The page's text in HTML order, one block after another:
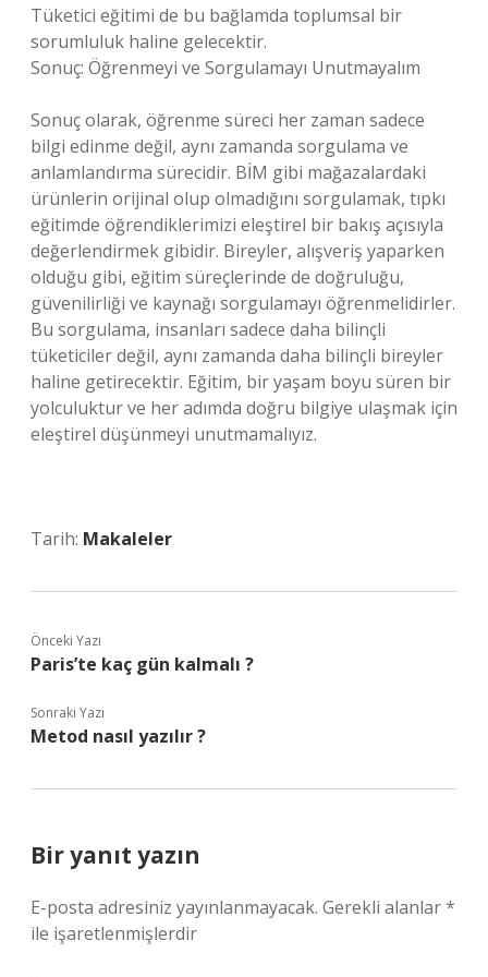
Tüketici eğitimi de bu bağlamda toplumsal bir
sorumluluk haline gelecektir.
Sonuç: Öğrenmeyi ve Sorgulamayı Unutmayalım
Sonuç olarak, öğrenme süreci her zaman sadece
bilgi edinme değil, aynı zamanda sorgulama ve
anlamlandırma sürecidir. BİM gibi mağazalardaki
ürünlerin orijinal olup olmadığını sorgulamak, tıpkı
eğitimde öğrendiklerimizi eleştirel bir bakış açısıyla
değerlendirmek gibidir. Bireyler, alışveriş yaparken
olduğu gibi, eğitim süreçlerinde de doğruluğu,
güvenilirliği ve kaynağı sorgulamayı öğrenmelidirler.
Bu sorgulama, insanları sadece daha bilinçli
tüketiciler değil, aynı zamanda daha bilinçli bireyler
haline getirecektir. Eğitim, bir yaşam boyu süren bir
yolculuktur ve her adımda doğru bilgiye ulaşmak için
eleştirel düşünmeyi unutmamalıyız.
Tarih: Makaleler
Önceki Yazı
Paris’te kaç gün kalmalı ?
Sonraki Yazı
Metod nasıl yazılır ?
Bir yanıt yazın
E-posta adresiniz yayınlanmayacak. Gerekli alanlar*
ile işaretlenmişlerdir